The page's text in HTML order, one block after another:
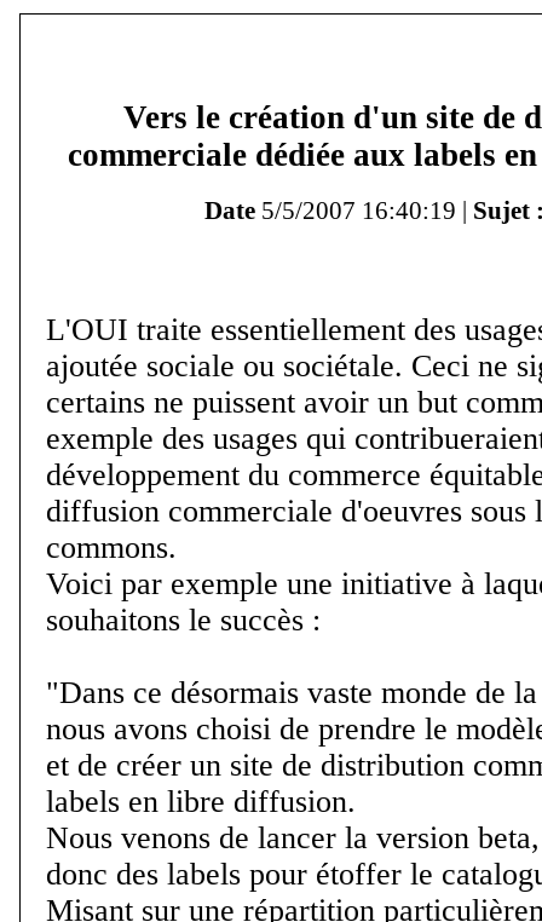
Vers le création d'un site de
commerciale dédiée aux labels
Date5/5/2007 16:40:19 | Sujet
L'OUI traite essentiellement des
ajoutée sociale ou sociétale. Ceci ne
certains ne puissent avoir un but
exemple des usages qui
développement du commerce
diffusion commerciale d'oeuvres sous
commons.
Voici par exemple une initiative à
souhaitons le succès :
"Dans ce désormais vaste monde de
nous avons choisi de prendre le
et de créer un site de distribution
labels en libre diffusion.
Nous venons de lancer la version
donc des labels pour étoffer le
Misant sur une répartition